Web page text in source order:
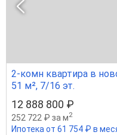
2-комн квартира в
51 м², 7/16 эт.
12 888 800 ₽
252 722 ₽ за м2
Ипотека от 61 754 ₽ в